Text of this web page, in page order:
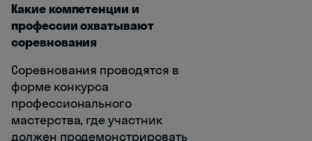
Какие компетенции и
профессии охватывают
соревнования
Соревнования проводятся в
форме конкурса
профессионального
мастерства, где участник
должен продемонстрировать